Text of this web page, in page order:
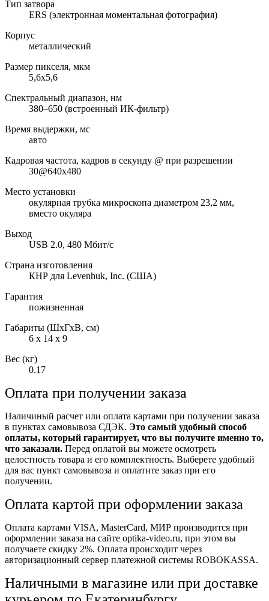
Тип затвора
ERS (электронная моментальная фотография)
Корпус
металлический
Размер пикселя, мкм
5,6x5,6
Спектральный диапазон, нм
380–650 (встроенный ИК-фильтр)
Время выдержки, мс
авто
Кадровая частота, кадров в секунду @ при разрешении
30@640x480
Место установки
окулярная трубка микроскопа диаметром 23,2 мм,
вместо окуляра
Выход
USB 2.0, 480 Мбит/с
Страна изготовления
КНР для Levenhuk, Inc. (США)
Гарантия
пожизненная
Габариты (ШxГxВ, см)
6 x 14 x 9
Вес (кг)
0.17
Оплата при получении заказа
Наличиный расчет или оплата картами при получении заказа
в пунктах самовывоза СДЭК. Это самый удобный способ
оплаты, который гарантирует, что вы получите именно то,
что заказали. Перед оплатой вы можете осмотреть
целостность товара и его комплектность. Выберете удобный
для вас пункт самовывоза и оплатите заказ при его
получении.
Оплата картой при оформлении заказа
Оплата картами VISA, MasterCard, МИР производится при
оформлении заказа на сайте optika-video.ru, при этом вы
получаете скидку 2%. Оплата происходит через
авторизационный сервер платежной системы ROBOKASSA.
Наличными в магазине или при доставке